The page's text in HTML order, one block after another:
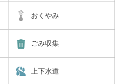
おくやみ
ごみ収集
上下水道